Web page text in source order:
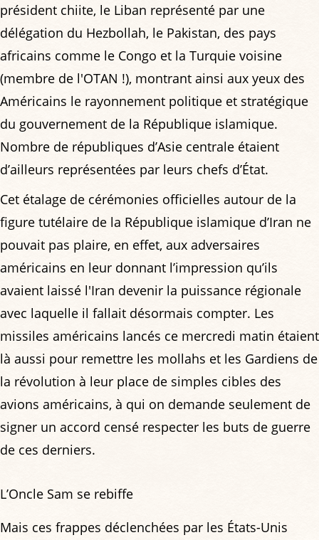
président chiite, le Liban représenté par une
délégation du Hezbollah, le Pakistan, des pays
africains comme le Congo et la Turquie voisine
(membre de l'OTAN !), montrant ainsi aux yeux des
Américains le rayonnement politique et stratégique
du gouvernement de la République islamique.
Nombre de républiques d’Asie centrale étaient
d’ailleurs représentées par leurs chefs d’État.
Cet étalage de cérémonies officielles autour de la
figure tutélaire de la République islamique d’Iran ne
pouvait pas plaire, en effet, aux adversaires
américains en leur donnant l’impression qu’ils
avaient laissé l'Iran devenir la puissance régionale
avec laquelle il fallait désormais compter. Les
missiles américains lancés ce mercredi matin étaient
là aussi pour remettre les mollahs et les Gardiens de
la révolution à leur place de simples cibles des
avions américains, à qui on demande seulement de
signer un accord censé respecter les buts de guerre
de ces derniers.
L’Oncle Sam se rebiffe
Mais ces frappes déclenchées par les États-Unis